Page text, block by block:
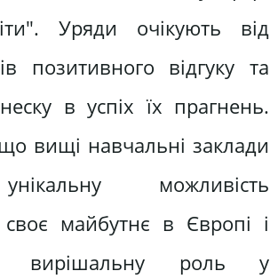
Уряди очікують від
позитивного відгуку та
в успіх їх прагнень.
вищі навчальні заклади
можливість
майбутнє в Європі і
вирішальну роль у